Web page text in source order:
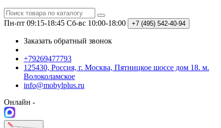
Пн-пт 09:15-18:45 Сб-вс 10:00-18:00 +7 (495) 542-40-94
Заказать обратный звонок
+79269477793
125430, Россия, г. Москва, Пятницкое шоссе дом 18. м.
Волоколамское
info@mobylplus.ru
Онлайн -